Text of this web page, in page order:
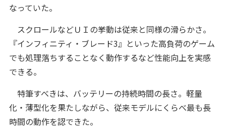
なっていた。
スクロールなどＵＩの挙動は従来と同様の滑らかさ。
『インフィニティ・ブレード3』といった高負荷のゲーム
でも処理落ちすることなく動作するなど性能向上を実感
できる。
特筆すべきは、バッテリーの持続時間の長さ。軽量
化・薄型化を果たしながら、従来モデルにくらべ最も長
時間の動作を認できた。